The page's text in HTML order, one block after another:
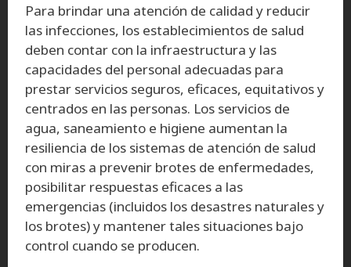
Para brindar una atención de calidad y reducir
las infecciones, los establecimientos de salud
deben contar con la infraestructura y las
capacidades del personal adecuadas para
prestar servicios seguros, eficaces, equitativos y
centrados en las personas. Los servicios de
agua, saneamiento e higiene aumentan la
resiliencia de los sistemas de atención de salud
con miras a prevenir brotes de enfermedades,
posibilitar respuestas eficaces a las
emergencias (incluidos los desastres naturales y
los brotes) y mantener tales situaciones bajo
control cuando se producen.